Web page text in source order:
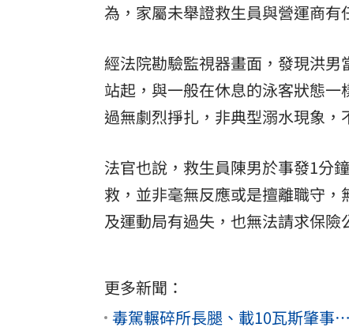
為，家屬未舉證救生員與營運商有
經法院勘驗監視器畫面，發現洪男
站起，與一般在休息的泳客狀態
過無劇烈掙扎，非典型溺水現象，
法官也說，救生員陳男於事發1分
救，並非毫無反應或是擅離職守
及運動局有過失，也無法請求保險
更多新聞：
毒駕輾碎所長腿、載10瓦斯肇事